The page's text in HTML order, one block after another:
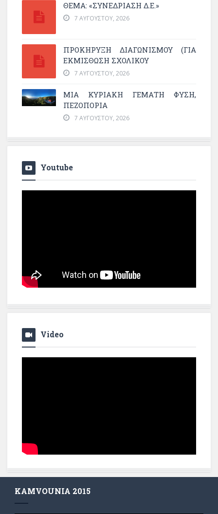
ΘΕΜΑ: «ΣΥΝΕΔΡΊΑΣΗ Δ.Ε.»
7 ΑΥΓΟΎΣΤΟΥ, 2026
ΠΡΟΚΗΡΥΞΗ ΔΙΑΓΩΝΙΣΜΟΥ (ΓΙΑ
ΕΚΜΊΣΘΩΣΗ ΣΧΟΛΙΚΟΎ
7 ΑΥΓΟΎΣΤΟΥ, 2026
ΜΙΑ ΚΥΡΙΑΚΉ ΓΕΜΆΤΗ ΦΎΣΗ,
ΠΕΖΟΠΟΡΊΑ
7 ΑΥΓΟΎΣΤΟΥ, 2026
Youtube
Video
KAMVOUNIA 2015